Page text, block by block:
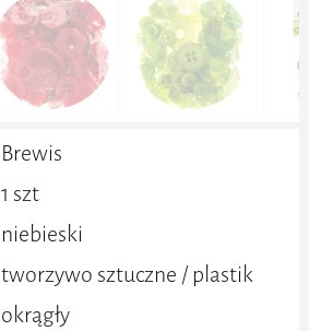
Brewis
1 szt
niebieski
tworzywo sztuczne / plastik
okrągły